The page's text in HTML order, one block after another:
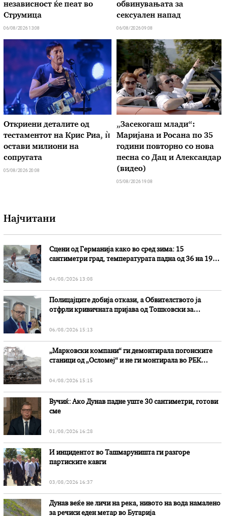
независност ќе пеат во
Струмица
06/08/2026 13:08
обвинувањата за
сексуален напад
06/08/2026 09:08
Откриени деталите од
тестаментот на Крис Риа, ѝ
остави милиони на
сопругата
05/08/2026 20:08
„Засекогаш млади“:
Маријана и Росана по 35
години повторно со нова
песна со Дац и Александар
(видео)
05/08/2026 19:08
Најчитани
Сцени од Германија како во сред зима: 15
сантиметри град, температурата падна од 36 на 19
04/08/2026 13:08
Полицајците добија откази, а Обвителството ја
отфрли кривичната пријава од Тошковски за
06/08/2026 15:13
„Марковски компани“ ги демонтирала погонските
станици од „Осломеј“ и не ги монтирала во РЕК
04/08/2026 15:15
Вучиќ: Ако Дунав падне уште 30 сантиметри, готови
сме
01/08/2026 16:28
И инцидентот во Ташмаруништa ги разгоре
партиските кавги
03/08/2026 16:37
Дунав веќе не личи на река, нивото на вода намалено
за речиси еден метар во Бугарија